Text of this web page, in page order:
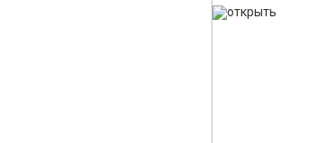
открыть